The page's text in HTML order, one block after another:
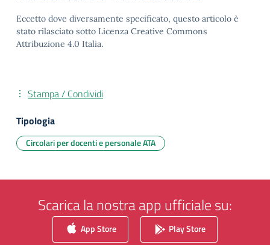
Eccetto dove diversamente specificato, questo articolo è
stato rilasciato sotto Licenza Creative Commons
Attribuzione 4.0 Italia.
Stampa / Condividi
Tipologia
Circolari per docenti e personale ATA
Scarica la nostra app ufficiale su:
App Store Play Store